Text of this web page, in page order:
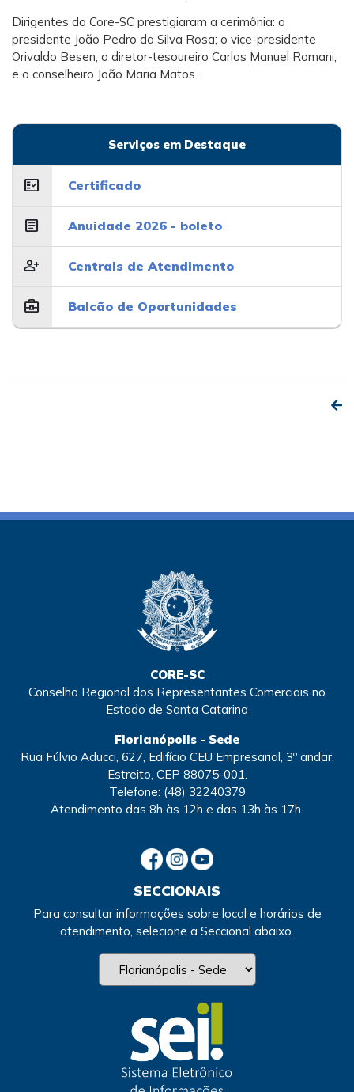
Dirigentes do Core-SC prestigiaram a cerimônia: o
presidente João Pedro da Silva Rosa; o vice-presidente
Orivaldo Besen; o diretor-tesoureiro Carlos Manuel Romani;
e o conselheiro João Maria Matos.
Serviços em Destaque
fact_check Certificado
article Anuidade 2026 - boleto
person_add Centrais de Atendimento
business_center Balcão de Oportunidades
CORE-SC
Conselho Regional dos Representantes Comerciais no
Estado de Santa Catarina
Florianópolis - Sede
Rua Fúlvio Aducci, 627, Edifício CEU Empresarial, 3º andar,
Estreito, CEP 88075-001.
Telefone: (48) 32240379
Atendimento das 8h às 12h e das 13h às 17h.
SECCIONAIS
Para consultar informações sobre local e horários de
atendimento, selecione a Seccional abaixo.